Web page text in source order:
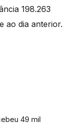
198.263
ao dia anterior.
49 mil